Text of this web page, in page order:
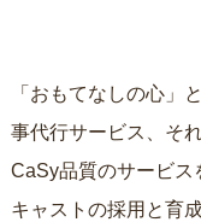
「おもてなしの心」
事代行サービス、そ
CaSy品質のサービス
キャストの採用と育成